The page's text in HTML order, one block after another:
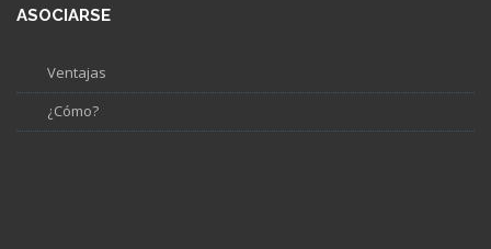
ASOCIARSE
Ventajas
¿Cómo?